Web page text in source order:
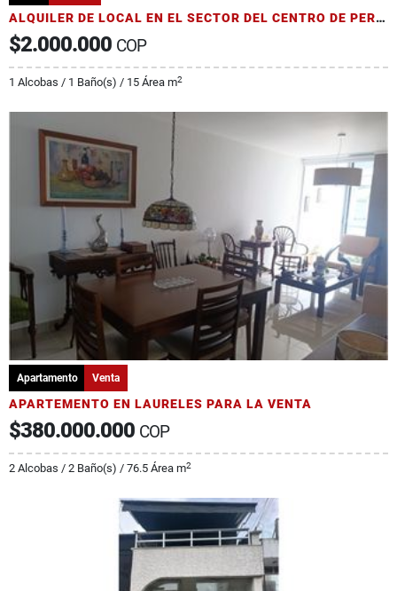
ALQUILER DE LOCAL EN EL SECTOR DEL CENTRO DE PEREIRA
$2.000.000 COP
1 Alcobas / 1 Baño(s) / 15 Área m2
Apartamento Venta
APARTEMENTO EN LAURELES PARA LA VENTA
$380.000.000 COP
2 Alcobas / 2 Baño(s) / 76.5 Área m2